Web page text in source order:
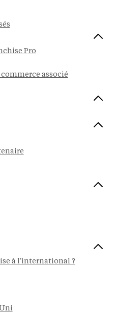
Pro
associé
à l'international ?